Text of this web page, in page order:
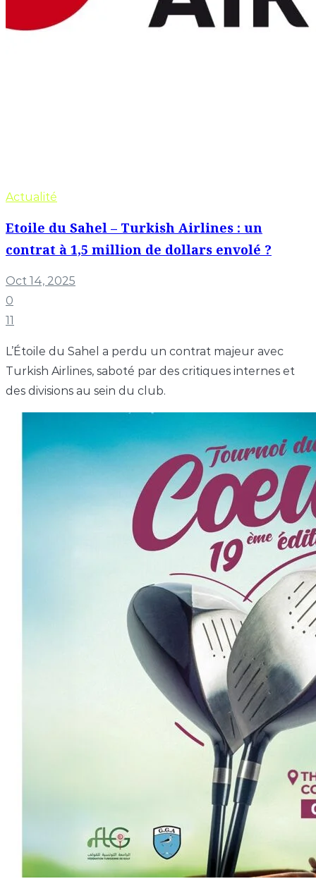
Actualité
Etoile du Sahel – Turkish Airlines : un
contrat à 1,5 million de dollars envolé ?
Oct 14, 2025
0
11
L’Étoile du Sahel a perdu un contrat majeur avec
Turkish Airlines, saboté par des critiques internes et
des divisions au sein du club.